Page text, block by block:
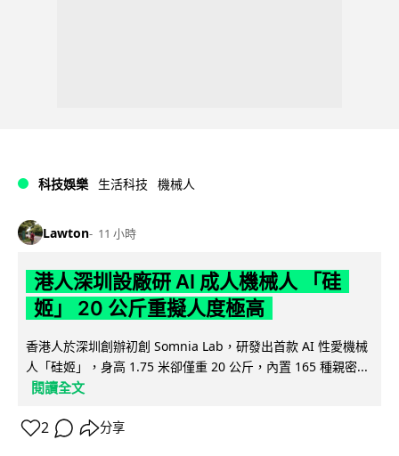
科技娛樂 生活科技 機械人
Lawton 11 小時
港人深圳設廠研 AI 成人機械人 「硅
姬」 20 公斤重擬人度極高
香港人於深圳創辦初創 Somnia Lab，研發出首款 AI 性愛機械
人「硅姬」，身高 1.75 米卻僅重 20 公斤，內置 165 種親密...
閱讀全文
2 分享